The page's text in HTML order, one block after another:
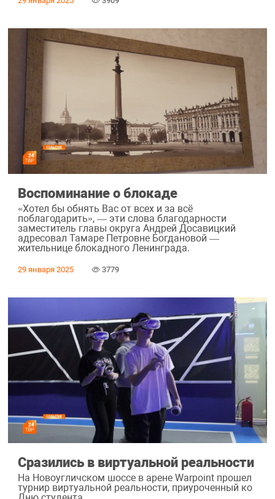
Воспоминание о блокаде
«Хотел бы обнять Вас от всех и за всё
поблагодарить», — эти слова благодарности
заместитель главы округа Андрей Досавицкий
адресовал Тамаре Петровне Богдановой —
жительнице блокадного Ленинграда.
29 января 2025 3779
Сразились в виртуальной реальности
На Новоугличском шоссе в арене Warpoint прошел
турнир виртуальной реальности, приуроченный ко